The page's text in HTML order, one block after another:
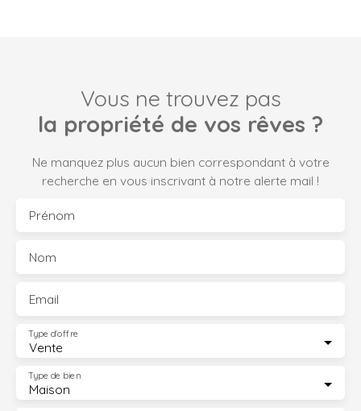
Vous ne trouvez pas
la propriété de vos rêves ?
Ne manquez plus aucun bien correspondant à votre
recherche en vous inscrivant à notre alerte mail !
Prénom
Nom
Email
Vente
Type d'offre
Maison
Type de bien